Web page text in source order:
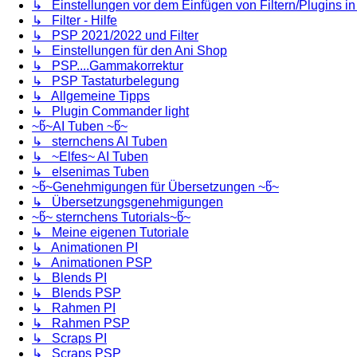
↳ Einstellungen vor dem Einfügen von Filtern/Plugins in
↳ Filter - Hilfe
↳ PSP 2021/2022 und Filter
↳ Einstellungen für den Ani Shop
↳ PSP....Gammakorrektur
↳ PSP Tastaturbelegung
↳ Allgemeine Tipps
↳ Plugin Commander light
~წ~AI Tuben ~წ~
↳ sternchens AI Tuben
↳ ~Elfes~ AI Tuben
↳ elsenimas Tuben
~წ~Genehmigungen für Übersetzungen ~წ~
↳ Übersetzungsgenehmigungen
~წ~ sternchens Tutorials~წ~
↳ Meine eigenen Tutoriale
↳ Animationen PI
↳ Animationen PSP
↳ Blends PI
↳ Blends PSP
↳ Rahmen PI
↳ Rahmen PSP
↳ Scraps PI
↳ Scraps PSP